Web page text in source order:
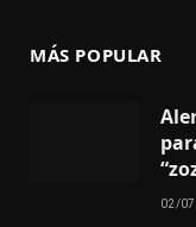
MÁS POPULAR
02/